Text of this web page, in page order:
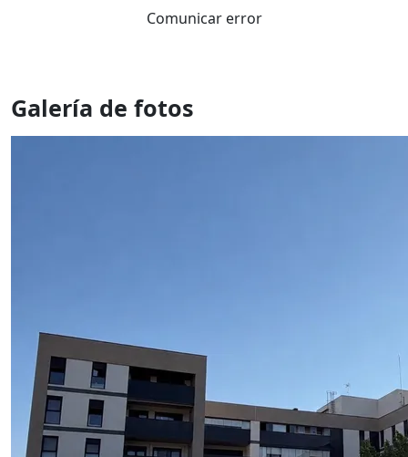
Comunicar error
Galería de fotos